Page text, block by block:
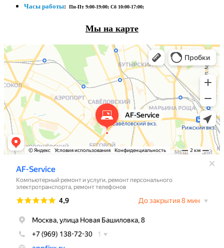
Часы работы: Пн-Пт 9:00-19:00; Сб 10:00-17:00;
Мы на карте